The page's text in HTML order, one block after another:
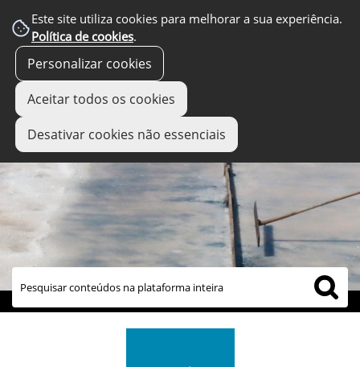
Este site utiliza cookies para melhorar a sua experiência.
Política de cookies.
Personalizar cookies
Aceitar todos os cookies
Desativar cookies não essenciais
links úteis